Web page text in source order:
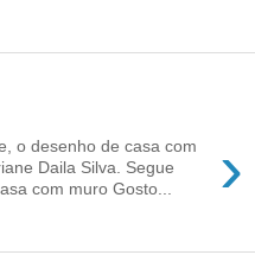
›
o desenho de casa com
Daila Silva. Segue
com muro Gosto...